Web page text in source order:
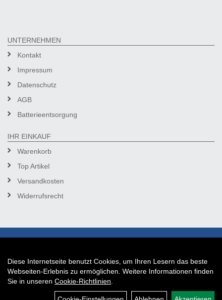
UNTERNEHMEN
Kontakt
Impressum
Datenschutz
AGB
Batterieentsorgung
IHR EINKAUF
Warenkorb
Top Artikel
Versandkosten
Widerrufsrecht
Diese Internetseite benutzt Cookies, um Ihren Lesern das beste
Webseiten-Erlebnis zu ermöglichen. Weitere Informationen finden
Sie in unseren Cookie-Richtlinien
Auftrag widerrufen